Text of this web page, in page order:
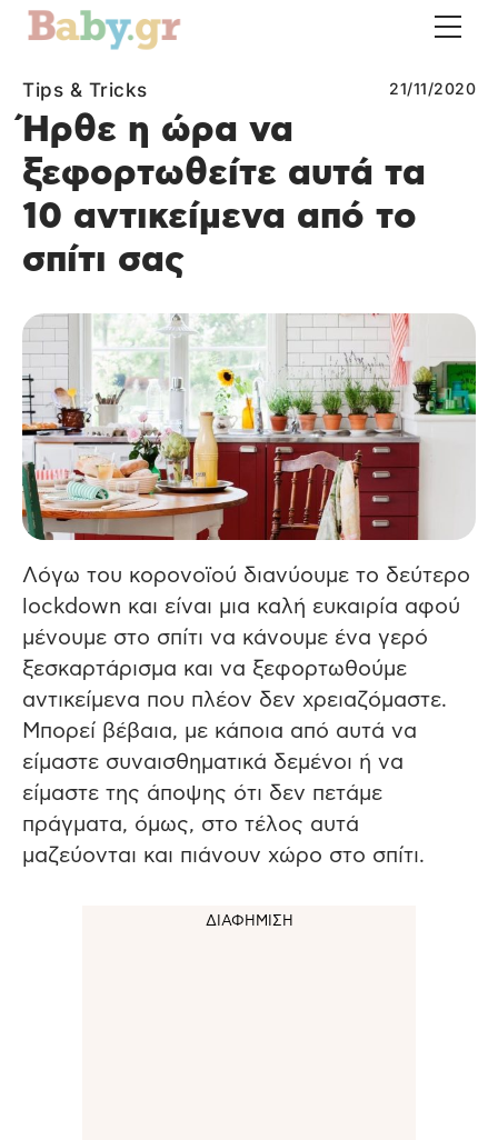
Tips & Tricks 21/11/2020
Ήρθε η ώρα να
ξεφορτωθείτε αυτά τα
10 αντικείμενα από το
σπίτι σας
Λόγω του κορονοϊού διανύουμε το δεύτερο
lockdown και είναι μια καλή ευκαιρία αφού
μένουμε στο σπίτι να κάνουμε ένα γερό
ξεσκαρτάρισμα και να ξεφορτωθούμε
αντικείμενα που πλέον δεν χρειαζόμαστε.
Μπορεί βέβαια, με κάποια από αυτά να
είμαστε συναισθηματικά δεμένοι ή να
είμαστε της άποψης ότι δεν πετάμε
πράγματα, όμως, στο τέλος αυτά
μαζεύονται και πιάνουν χώρο στο σπίτι.